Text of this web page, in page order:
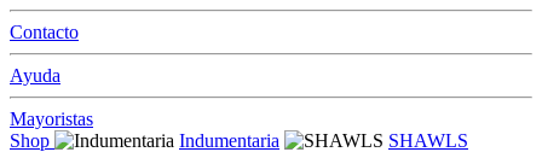
Contacto
Ayuda
Mayoristas
Shop
Indumentaria SHAWLS